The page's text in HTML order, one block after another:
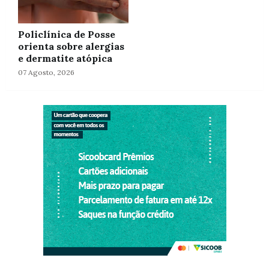
Policlínica de Posse
orienta sobre alergias
e dermatite atópica
07 Agosto, 2026